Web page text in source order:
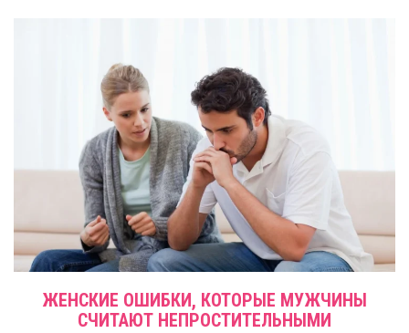
ЖЕНСКИЕ ОШИБКИ, КОТОРЫЕ МУЖЧИНЫ
СЧИТАЮТ НЕПРОСТИТЕЛЬНЫМИ